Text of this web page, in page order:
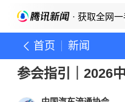
· 获取全网
首页 新闻
参会指引｜2026